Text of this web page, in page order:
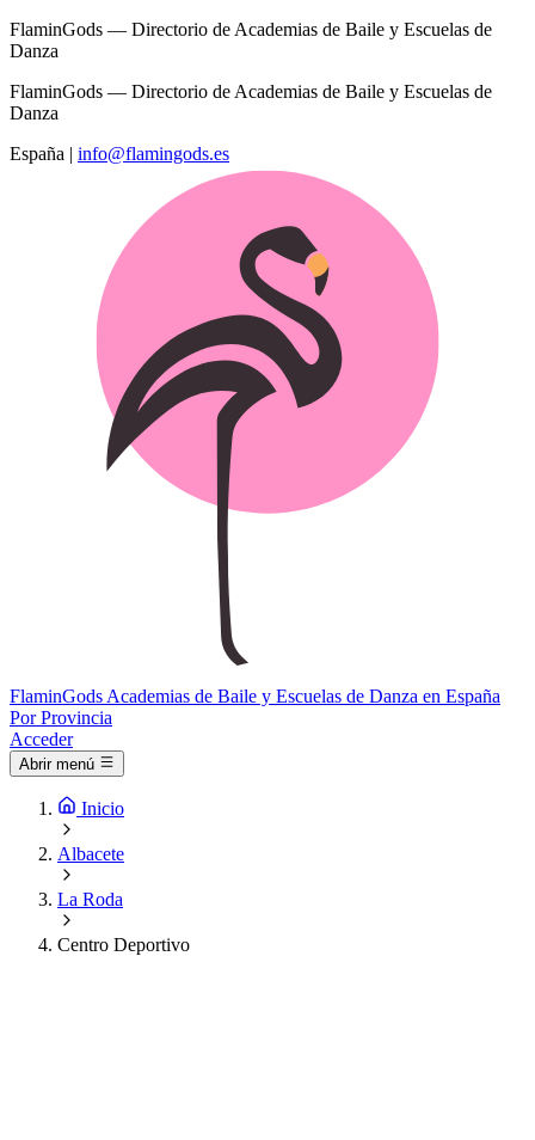
FlaminGods — Directorio de Academias de Baile y Escuelas de
Danza
FlaminGods — Directorio de Academias de Baile y Escuelas de
Danza
España | info@flamingods.es
FlaminGods Academias de Baile y Escuelas de Danza en España
Por Provincia
Acceder
Abrir menú
Inicio
Albacete
La Roda
Centro Deportivo